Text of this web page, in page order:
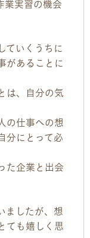
業実習の機会
ていくうちに
があることに
は、自分の気
の仕事への想
分にとって必
た企業と出会
ましたが、想
ても嬉しく思